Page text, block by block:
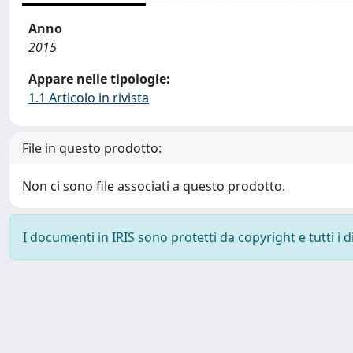
Anno
2015
Appare nelle tipologie:
1.1 Articolo in rivista
File in questo prodotto:
Non ci sono file associati a questo prodotto.
I documenti in IRIS sono protetti da copyright e tutti i